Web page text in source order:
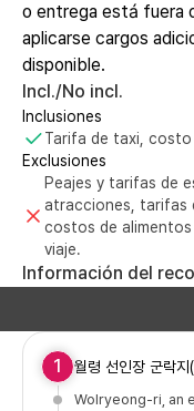
o entrega está fuera
aplicarse cargos
disponible.
Incl./No incl.
Inclusiones
Tarifa de taxi,
Exclusiones
Peajes y tarifas de
atracciones, tarifas
costos de
viaje.
Información del
1 월령 선인장 군락
Wolryeong-ri, an